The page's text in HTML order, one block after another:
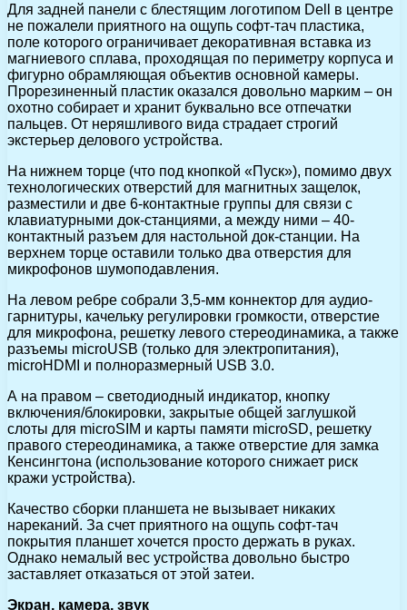
Для задней панели с блестящим логотипом Dell в центре
не пожалели приятного на ощупь софт-тач пластика,
поле которого ограничивает декоративная вставка из
магниевого сплава, проходящая по периметру корпуса и
фигурно обрамляющая объектив основной камеры.
Прорезиненный пластик оказался довольно марким – он
охотно собирает и хранит буквально все отпечатки
пальцев. От неряшливого вида страдает строгий
экстерьер делового устройства.
На нижнем торце (что под кнопкой «Пуск»), помимо двух
технологических отверстий для магнитных защелок,
разместили и две 6-контактные группы для связи с
клавиатурными док-станциями, а между ними – 40-
контактный разъем для настольной док-станции. На
верхнем торце оставили только два отверстия для
микрофонов шумоподавления.
На левом ребре собрали 3,5-мм коннектор для аудио-
гарнитуры, качельку регулировки громкости, отверстие
для микрофона, решетку левого стереодинамика, а также
разъемы microUSB (только для электропитания),
microHDMI и полноразмерный USB 3.0.
А на правом – светодиодный индикатор, кнопку
включения/блокировки, закрытые общей заглушкой
слоты для microSIM и карты памяти microSD, решетку
правого стереодинамика, а также отверстие для замка
Кенсингтона (использование которого снижает риск
кражи устройства).
Качество сборки планшета не вызывает никаких
нареканий. За счет приятного на ощупь софт-тач
покрытия планшет хочется просто держать в руках.
Однако немалый вес устройства довольно быстро
заставляет отказаться от этой затеи.
Экран, камера, звук